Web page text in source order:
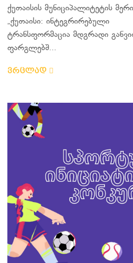
ქუთაისის მუნიციპალიტეტის
„ქუთაისი: ინტეგრირებული
ტრანსფორმაცია მდგრადი
ფარგლებშ...
ვრცლად